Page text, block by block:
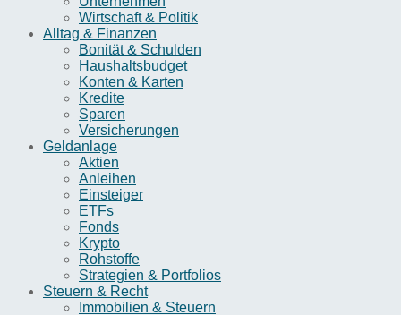
Wirtschaft & Politik
Alltag & Finanzen
Bonität & Schulden
Haushaltsbudget
Konten & Karten
Kredite
Sparen
Versicherungen
Geldanlage
Aktien
Anleihen
Einsteiger
ETFs
Fonds
Krypto
Rohstoffe
Strategien & Portfolios
Steuern & Recht
Immobilien & Steuern